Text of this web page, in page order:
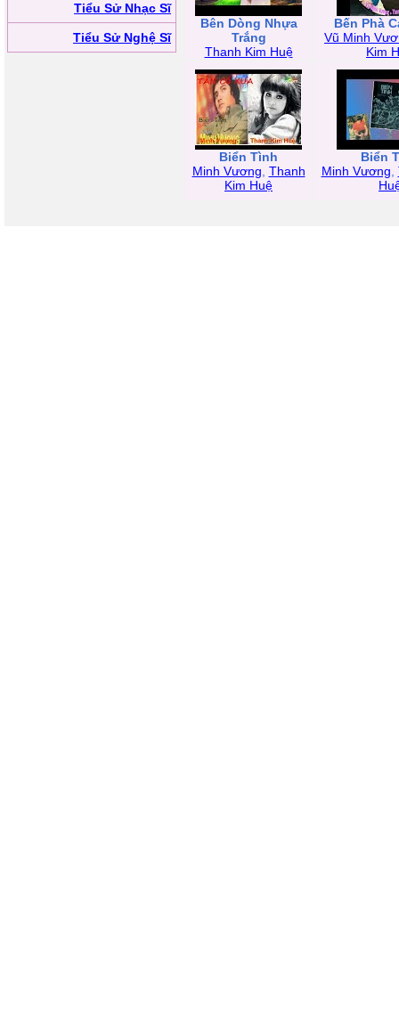
Tiểu Sử Nhạc Sĩ
Tiểu Sử Nghệ Sĩ
Bên Dòng Nhựa
Trắng
Thanh Kim Huệ
Bến Phà
Vũ Minh
Kim
Biển Tình
Minh Vương Thanh
Kim Huệ
Biển
Minh Vương